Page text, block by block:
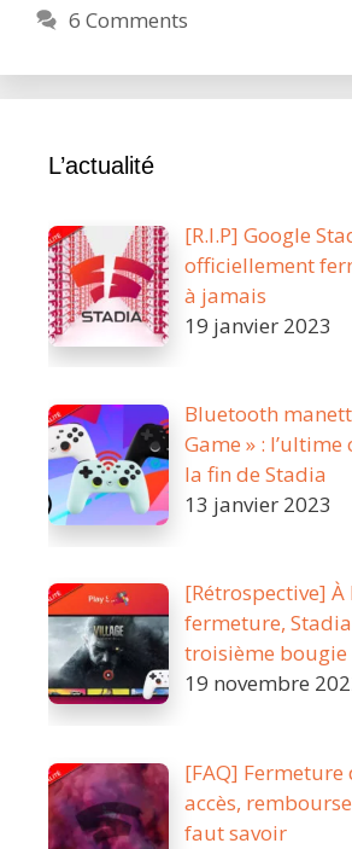
6 Comments
L’actualité
[R.I.P] Google
officiellement
à jamais
19 janvier 2023
Bluetooth
Game » :
la fin de Stadia
13 janvier 2023
[Rétrospective] À
fermeture,
troisième bougie
19 novembre
[FAQ] Fermeture
accès,
faut savoir